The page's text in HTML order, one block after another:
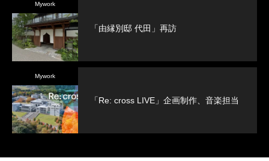
Mywork
「由縁別邸 代田」再訪
Mywork
「Re: cross LIVE」企画制作、音楽担当